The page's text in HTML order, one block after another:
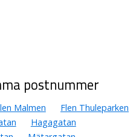
postnummer
Malmen
Flen Thuleparken
Hagagatan